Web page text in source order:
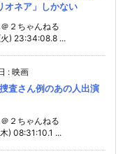
オネア」しかない
２ちゃんねる
) 23:34:08.8 ...
: 映画
査さん例のあの人出演
２ちゃんねる
) 08:31:10.1 ...